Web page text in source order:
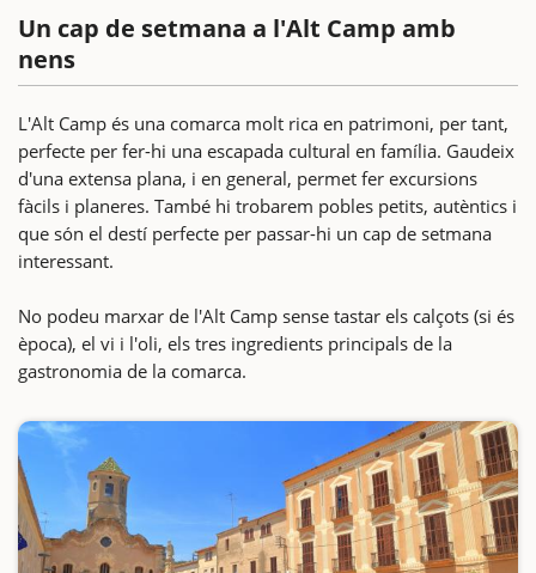
Un cap de setmana a l'Alt Camp amb
nens
L'Alt Camp és una comarca molt rica en patrimoni, per tant,
perfecte per fer-hi una escapada cultural en família. Gaudeix
d'una extensa plana, i en general, permet fer excursions
fàcils i planeres. També hi trobarem pobles petits, autèntics i
que són el destí perfecte per passar-hi un cap de setmana
interessant.
No podeu marxar de l'Alt Camp sense tastar els calçots (si és
època), el vi i l'oli, els tres ingredients principals de la
gastronomia de la comarca.